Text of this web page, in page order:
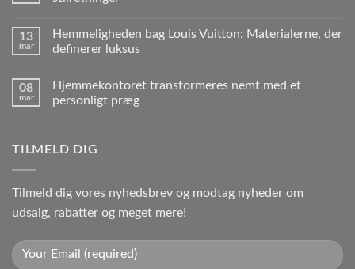
13
mar
Hemmeligheden bag Louis Vuitton: Materialerne, der
definerer luksus
08
mar
Hjemmekontoret transformeres nemt med et
personligt præg
TILMELD DIG
Tilmeld dig vores nyhedsbrev og modtag nyheder om
udsalg, rabatter og meget mere!